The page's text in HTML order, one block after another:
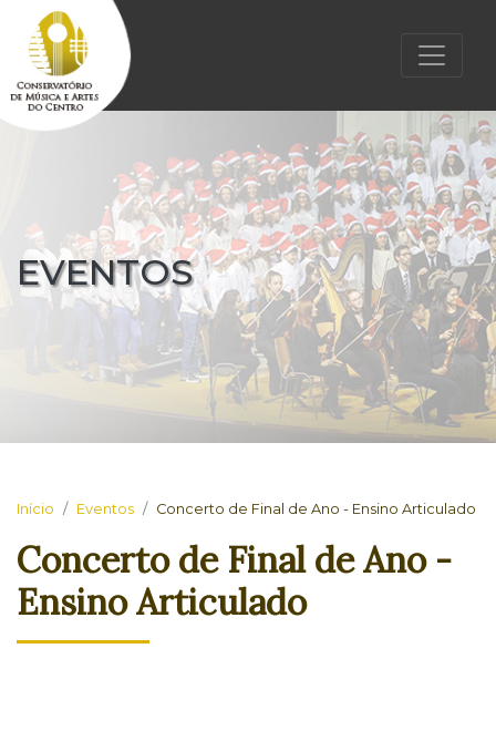
EVENTOS
Início Eventos Concerto de Final de Ano - Ensino Articulado
Concerto de Final de Ano -
Ensino Articulado